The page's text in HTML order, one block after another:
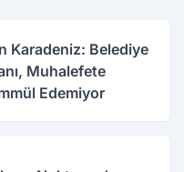
Karadeniz: Belediye
Muhalefete
Edemiyor